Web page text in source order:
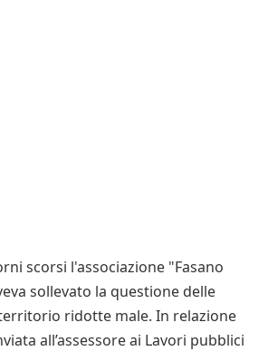
scorsi l'associazione "Fasano
sollevato la questione delle
ridotte male. In relazione
all’assessore ai Lavori pubblici